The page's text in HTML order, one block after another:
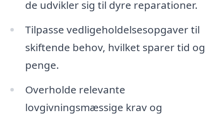
de udvikler sig til dyre reparationer.
Tilpasse vedligeholdelsesopgaver til
skiftende behov, hvilket sparer tid og
penge.
Overholde relevante
lovgivningsmæssige krav og